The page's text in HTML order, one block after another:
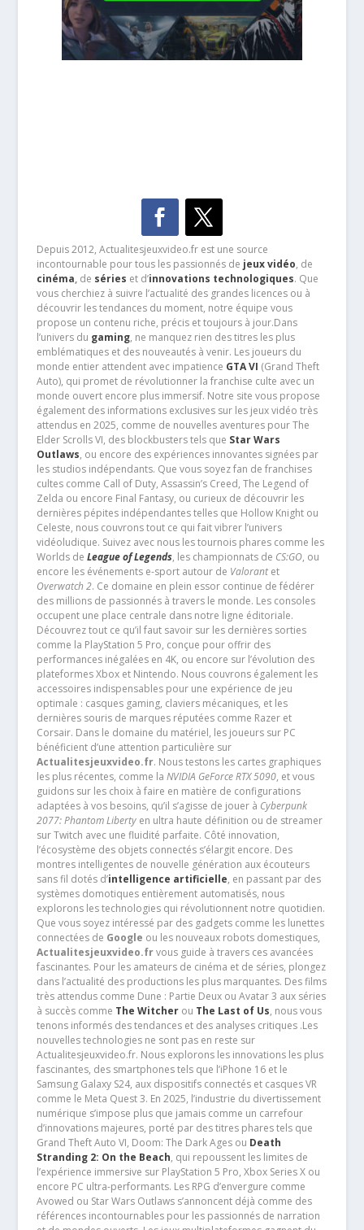
Depuis 2012, Actualitesjeuxvideo.fr est une source
incontournable pour tous les passionnés de jeux vidéo, de
cinéma,de séries et d’innovations technologiques. Que
vous cherchiez à suivre l’actualité des grandes licences ou à
découvrir les tendances du moment, notre équipe vous
propose un contenu riche, précis et toujours à jour.Dans
l’univers du gaming, ne manquez rien des titres les plus
emblématiques et des nouveautés à venir. Les joueurs du
monde entier attendent avec impatience GTA VI (Grand Theft
Auto), qui promet de révolutionner la franchise culte avec un
monde ouvert encore plus immersif. Notre site vous propose
également des informations exclusives sur les jeux vidéo très
attendus en 2025, comme de nouvelles aventures pour The
Elder Scrolls VI, des blockbusters tels que Star Wars
Outlaws, ou encore des expériences innovantes signées par
les studios indépendants. Que vous soyez fan de franchises
cultes comme Call of Duty, Assassin’s Creed, The Legend of
Zelda ou encore Final Fantasy, ou curieux de découvrir les
dernières pépites indépendantes telles que Hollow Knight ou
Celeste, nous couvrons tout ce qui fait vibrer l’univers
vidéoludique. Suivez avec nous les tournois phares comme les
Worlds de League of Legends, les championnats de CS:GO, ou
encore les événements e-sport autour de Valorantet
Overwatch 2. Ce domaine en plein essor continue de fédérer
des millions de passionnés à travers le monde. Les consoles
occupent une place centrale dans notre ligne éditoriale.
Découvrez tout ce qu’il faut savoir sur les dernières sorties
comme la PlayStation 5 Pro, conçue pour offrir des
performances inégalées en 4K, ou encore sur l’évolution des
plateformes Xbox et Nintendo. Nous couvrons également les
accessoires indispensables pour une expérience de jeu
optimale : casques gaming, claviers mécaniques, et les
dernières souris de marques réputées comme Razer et
Corsair. Dans le domaine du matériel, les joueurs sur PC
bénéficient d’une attention particulière sur
Actualitesjeuxvideo.fr. Nous testons les cartes graphiques
les plus récentes, comme la NVIDIA GeForce RTX 5090, et vous
guidons sur les choix à faire en matière de configurations
adaptées à vos besoins, qu’il s’agisse de jouer à Cyberpunk
2077: Phantom Libertyen ultra haute définition ou de streamer
sur Twitch avec une fluidité parfaite. Côté innovation,
l’écosystème des objets connectés s’élargit encore. Des
montres intelligentes de nouvelle génération aux écouteurs
sans fil dotés d’intelligence artificielle, en passant par des
systèmes domotiques entièrement automatisés, nous
explorons les technologies qui révolutionnent notre quotidien.
Que vous soyez intéressé par des gadgets comme les lunettes
connectées de Google ou les nouveaux robots domestiques,
Actualitesjeuxvideo.frvous guide à travers ces avancées
fascinantes. Pour les amateurs de cinéma et de séries, plongez
dans l’actualité des productions les plus marquantes. Des films
très attendus comme Dune : Partie Deux ou Avatar 3 aux séries
à succès comme The Witcherou The Last of Us, nous vous
tenons informés des tendances et des analyses critiques .Les
nouvelles technologies ne sont pas en reste sur
Actualitesjeuxvideo.fr. Nous explorons les innovations les plus
fascinantes, des smartphones tels que l’iPhone 16 et le
Samsung Galaxy S24, aux dispositifs connectés et casques VR
comme le Meta Quest 3. En 2025, l’industrie du divertissement
numérique s’impose plus que jamais comme un carrefour
d’innovations majeures, porté par des titres phares tels que
Grand Theft Auto VI, Doom: The Dark Ages ou Death
Stranding 2: On the Beach, qui repoussent les limites de
l’expérience immersive sur PlayStation 5 Pro, Xbox Series X ou
encore PC ultra-performants. Les RPG d’envergure comme
Avowed ou Star Wars Outlaws s’annoncent déjà comme des
références incontournables pour les passionnés de narration